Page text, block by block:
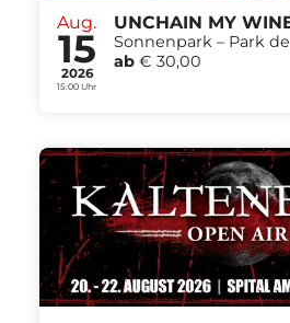
Aug.
15
2026
15:00 Uhr
UNCHAIN MY
Sonnenpark – Park
ab € 30,00